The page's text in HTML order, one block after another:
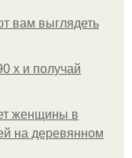
вам выглядеть
х и получай
женщины в
на деревянном